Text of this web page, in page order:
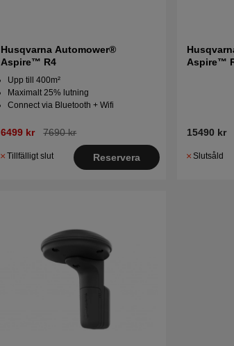
Husqvarna Automower®
Aspire™ R4
Upp till 400m²
Maximalt 25% lutning
Connect via Bluetooth + Wifi
6499 kr 7690 kr
Tillfälligt slut Reservera
Aspire™
15490 kr
Slutsåld